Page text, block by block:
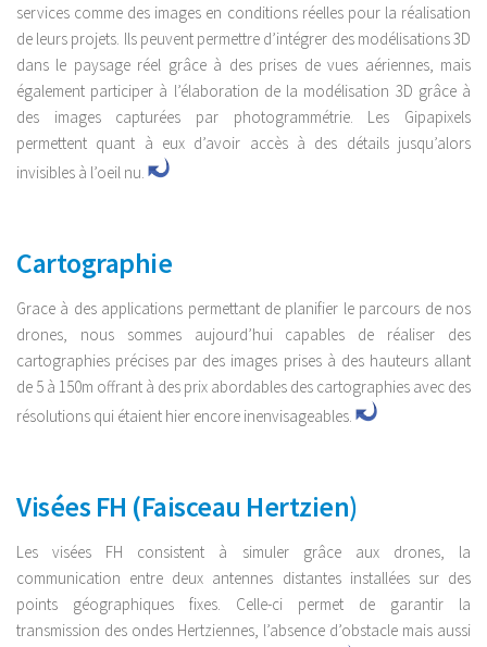
services comme des images en conditions réelles pour la réalisation
de leurs projets. Ils peuvent permettre d’intégrer des modélisations 3D
dans le paysage réel grâce à des prises de vues aériennes, mais
également participer à l’élaboration de la modélisation 3D grâce à
des images capturées par photogrammétrie. Les Gipapixels
permettent quant à eux d’avoir accès à des détails jusqu’alors
invisibles à l’oeil nu.
Cartographie
Grace à des applications permettant de planifier le parcours de nos
drones, nous sommes aujourd’hui capables de réaliser des
cartographies précises par des images prises à des hauteurs allant
de 5 à 150m offrant à des prix abordables des cartographies avec des
résolutions qui étaient hier encore inenvisageables.
Visées FH (Faisceau Hertzien)
Les visées FH consistent à simuler grâce aux drones, la
communication entre deux antennes distantes installées sur des
points géographiques fixes. Celle-ci permet de garantir la
transmission des ondes Hertziennes, l’absence d’obstacle mais aussi